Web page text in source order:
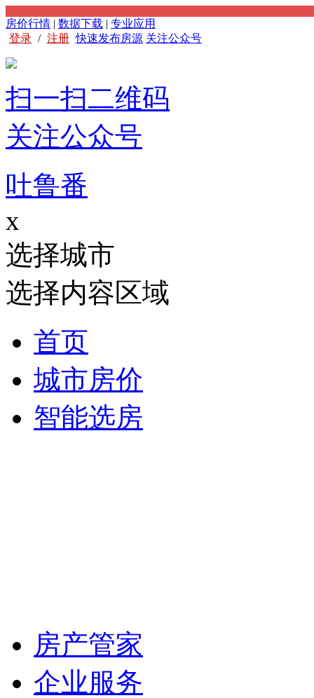
房价行情 | 数据下载 | 专业应用
登录 / 注册 快速发布房源 关注公众号
扫一扫二维码
关注公众号
吐鲁番
x
选择城市
选择内容区域
首页
城市房价
智能选房
房产管家
企业服务